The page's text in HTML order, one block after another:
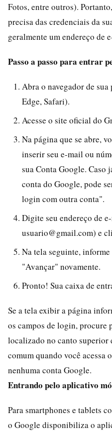
Fotos, entre outros).
precisa das credenciais da
geralmente um endereço de
Passo a passo para entrar
Abra o navegador de
Edge, Safari).
Acesse o site oficial do
Na página que se abre,
inserir seu e-mail ou
sua Conta Google. Caso
conta do Google, pode
login com outra conta".
Digite seu endereço de
usuario@gmail.com) e
Na tela seguinte,
"Avançar" novamente.
Pronto! Sua caixa de
Se a tela exibir a página
os campos de login, procure
localizado no canto superior
comum quando você acessa
nenhuma conta Google.
Entrando pelo aplicativo
Para smartphones e tablets
o Google disponibiliza o